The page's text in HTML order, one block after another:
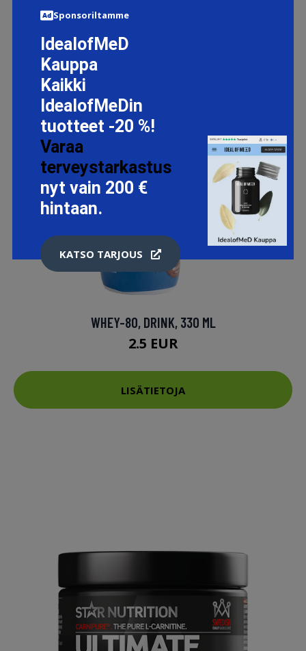
WHEY-80, DRINK, 330 ML
2.5 EUR
LISÄTIETOJA
Sponsoriltamme
IdealofMeD
Kauppa
Kaikki
IdealofMeDin
tuotteet -20 %!
Varaa
terveystarkastus
nyt vain 200 €
hintaan.
KATSO TARJOUS